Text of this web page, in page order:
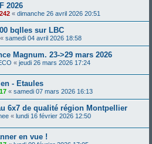
2026
« dimanche 26 avril 2026 20:51
bqlles sur LBC
« samedi 04 avril 2026 18:58
Magnum. 23->29 mars 2026
« jeudi 26 mars 2026 17:24
- Etaules
« samedi 07 mars 2026 16:13
6x7 de qualité région Montpellier
« lundi 16 février 2026 12:50
en vue !